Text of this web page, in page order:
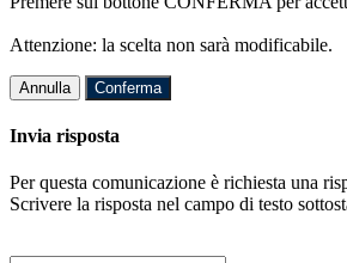
Attenzione: la scelta non sarà modificabile.
Annulla Conferma
Invia risposta
Per questa comunicazione è richiesta una
Scrivere la risposta nel campo di testo